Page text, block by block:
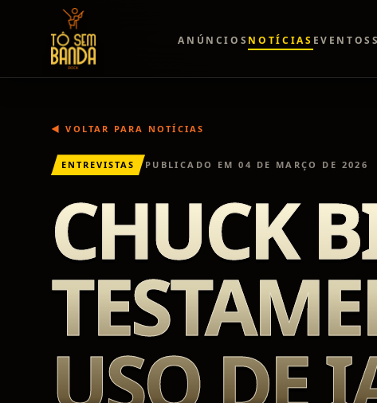
ANÚNCIOS NOTÍCIAS EVENTOS
◀ VOLTAR PARA NOTÍCIAS
ENTREVISTAS PUBLICADO EM04 DE MARÇO DE 2026
CHUCK